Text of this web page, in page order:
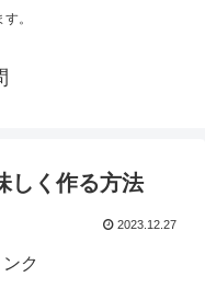
。
しく作る方法
2023.12.27
ク